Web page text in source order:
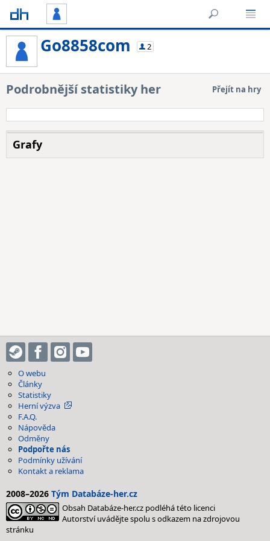
Go8858com 2
Podrobnější statistiky her Přejít na hry
Grafy
O webu
Články
Statistiky
Herní výzva
F.A.Q.
Nápověda
Odměny
Podpořte nás
Podmínky užívání
Kontakt a reklama
2008–2026 Tým Databáze-her.cz
Obsah Databáze-her.cz podléhá této licenci
Autorství uvádějte spolu s odkazem na zdrojovou
stránku